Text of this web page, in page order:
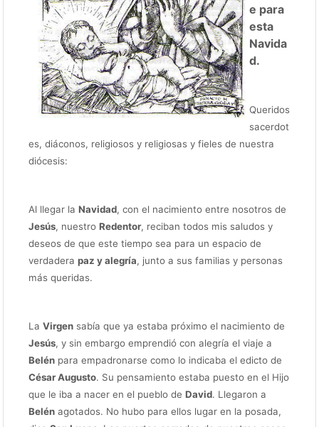
e para
esta
Navida
d.
Queridos
sacerdot
es, diáconos, religiosos y religiosas y fieles de nuestra
diócesis:
Al llegar laNavidad, con el nacimiento entre nosotros de
Jesús, nuestroRedentor, reciban todos mis saludos y
deseos de que este tiempo sea para un espacio de
verdaderapaz y alegría, junto a sus familias y personas
más queridas.
LaVirgen sabía que ya estaba próximo el nacimiento de
Jesús, y sin embargo emprendió con alegría el viaje a
Belén para empadronarse como lo indicaba el edicto de
César Augusto. Su pensamiento estaba puesto en el Hijo
que le iba a nacer en el pueblo deDavid. Llegaron a
Belén agotados. No hubo para ellos lugar en la posada,